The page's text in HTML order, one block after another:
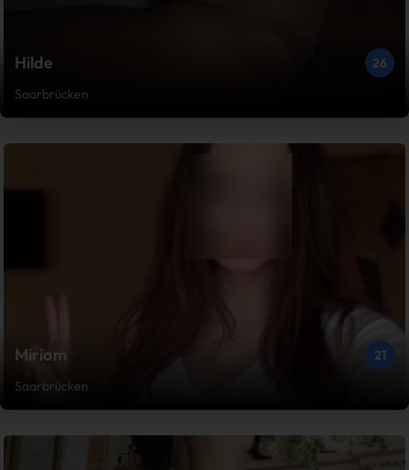
Hilde
26
Saarbrücken
Miriam
21
Saarbrücken